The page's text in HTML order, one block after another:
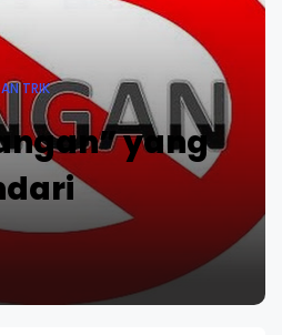
TRIK
yang